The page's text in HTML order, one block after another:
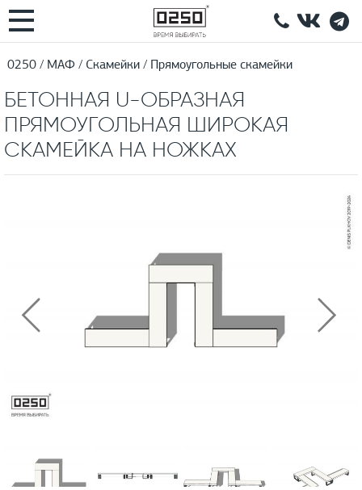
0250 МАФ Скамейки Прямоугольные скамейки
БЕТОННАЯ U-ОБРАЗНАЯ
ПРЯМОУГОЛЬНАЯ ШИРОКАЯ
СКАМЕЙКА НА НОЖКАХ